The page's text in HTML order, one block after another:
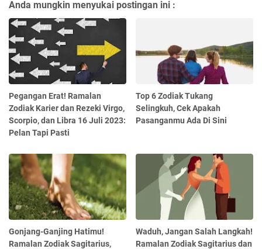
Anda mungkin menyukai postingan ini :
Pegangan Erat! Ramalan
Zodiak Karier dan Rezeki Virgo,
Scorpio, dan Libra 16 Juli 2023:
Pelan Tapi Pasti
Top 6 Zodiak Tukang
Selingkuh, Cek Apakah
Pasanganmu Ada Di Sini
Gonjang-Ganjing Hatimu!
Ramalan Zodiak Sagitarius,
Waduh, Jangan Salah Langkah!
Ramalan Zodiak Sagitarius dan